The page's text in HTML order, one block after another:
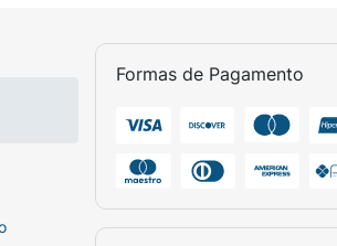
Não levar ao congelador, micro-ondas
Formas de Pagamento